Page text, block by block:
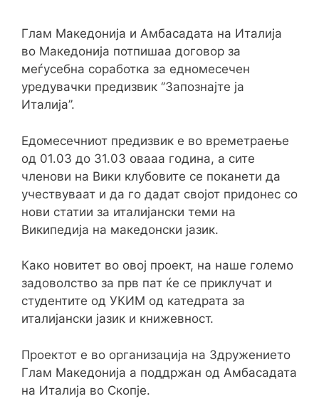
Глам Македонија и Амбасадата на Италија
во Македонија потпишаа договор за
меѓусебна соработка за едномесечен
уредувачки предизвик ‘’Запознајте ја
Италија’’.
Едомесечниот предизвик е во времетраење
од 01.03 до 31.03 овааа година, а сите
членови на Вики клубовите се поканети да
учествуваат и да го дадат својот придонес со
нови статии за италијански теми на
Википедија на македонски јазик.
Како новитет во овој проект, на наше големо
задоволство за прв пат ќе се приклучат и
студентите од УКИМ од катедрата за
италијански јазик и книжевност.
Проектот е во организација на Здружението
Глам Македонија а поддржан од Амбасадата
на Италија во Скопје.